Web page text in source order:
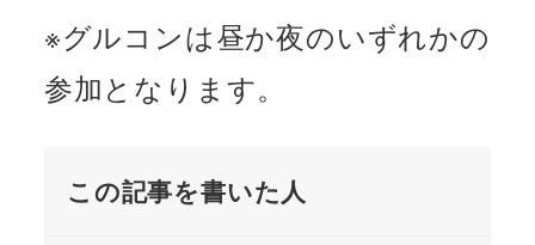
※グルコンは昼か夜のいずれかの
参加となります。
この記事を書いた人